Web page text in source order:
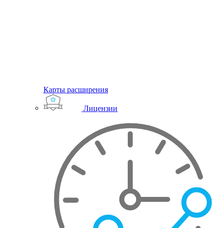
Карты расширения
Лицензии